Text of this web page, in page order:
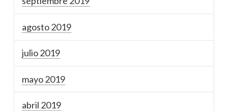
agosto 2019
julio 2019
mayo 2019
abril 2019